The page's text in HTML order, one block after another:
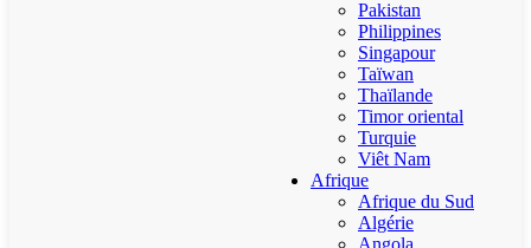
Pakistan
Philippines
Singapour
Taïwan
Thaïlande
Timor oriental
Turquie
Viêt Nam
Afrique
Afrique du Sud
Algérie
Angola